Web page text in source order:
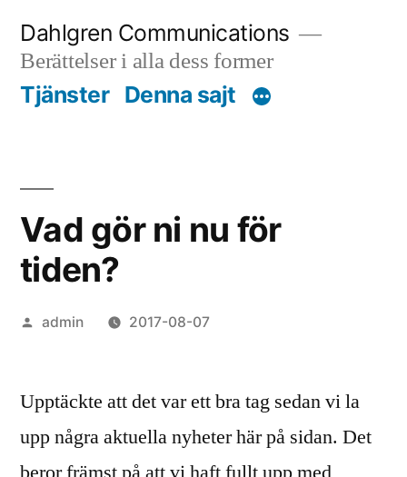
content
Dahlgren Communications
Berättelser i alla dess former
Tjänster Denna sajt
Vad gör ni nu för
tiden?
Posted
admin 2017-08-07
Upptäckte att det var ett bra tag sedan vi la
upp några aktuella nyheter här på sidan. Det